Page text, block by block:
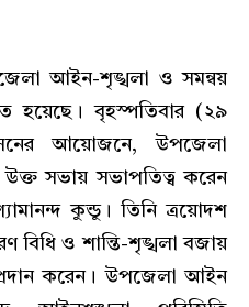
আইন-শৃঙ্খলা ও সমন্বয়
হয়েছে। বৃহস্পতিবার (২৯
আয়োজনে, উপজেলা
উক্ত সভায় সভাপতিত্ব করেন
কুন্ডু। তিনি ত্রয়োদশ
বিধি ও শান্তি-শৃঙ্খলা বজায়
প্রদান করেন। উপজেলা আইন